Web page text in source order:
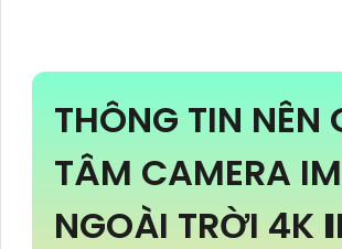
THÔNG TIN NÊN
TÂM CAMERA
NGOÀI TRỜI 4K